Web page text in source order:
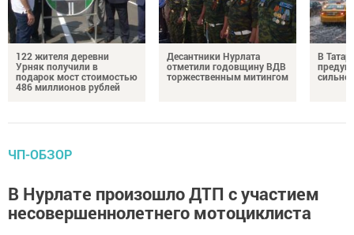
122 жителя деревни
Урняк получили в
подарок мост стоимостью
486 миллионов рублей
Десантники Нурлата
отметили годовщину ВДВ
торжественным митингом
В
ЧП-ОБЗОР
В Нурлате произошло ДТП с участием
несовершеннолетнего мотоциклиста